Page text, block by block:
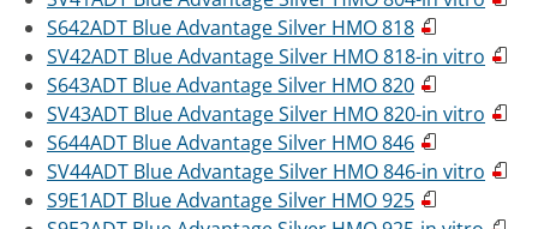
S642ADT Blue Advantage Silver HMO 818
SV42ADT Blue Advantage Silver HMO 818-in vitro
S643ADT Blue Advantage Silver HMO 820
SV43ADT Blue Advantage Silver HMO 820-in vitro
S644ADT Blue Advantage Silver HMO 846
SV44ADT Blue Advantage Silver HMO 846-in vitro
S9E1ADT Blue Advantage Silver HMO 925